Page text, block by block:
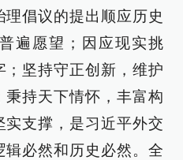
倡议的提出顺应历史
遍愿望；因应现实挑
坚持守正创新，维护
持天下情怀，丰富构
支撑，是习近平外交
必然和历史必然。全